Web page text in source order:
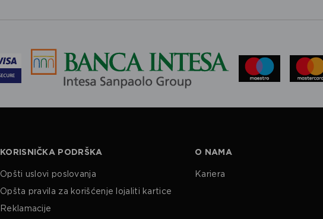
KORISNIČKA PODRŠKA
Opšti uslovi poslovanja
Opšta pravila za korišćenje lojaliti kartice
Reklamacije
O NAMA
Kariera